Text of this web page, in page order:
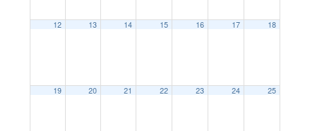
12 13 14 15 16 17 18
19 20 21 22 23 24 25